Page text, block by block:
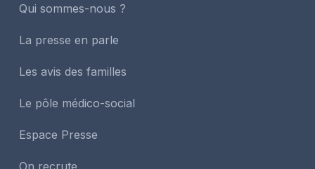
Qui sommes-nous ?
La presse en parle
Les avis des familles
Le pôle médico-social
Espace Presse
On recrute